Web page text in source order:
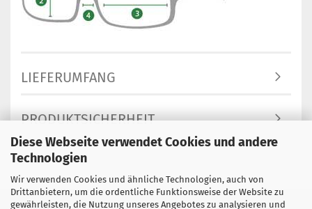
Diese Webseite verwendet Cookies und andere
Technologien
Wir verwenden Cookies und ähnliche Technologien, auch von
Drittanbietern, um die ordentliche Funktionsweise der Website zu
gewährleisten, die Nutzung unseres Angebotes zu analysieren und
LIEFERUMFANG
PRODUKTSICHERHEIT